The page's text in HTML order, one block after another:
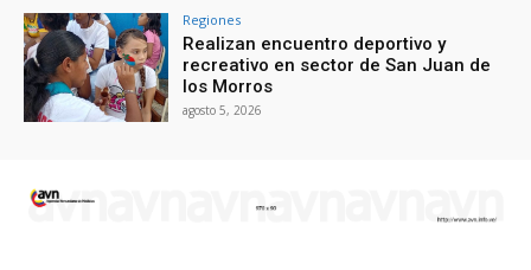
Regiones
Realizan encuentro deportivo y
recreativo en sector de San Juan de
los Morros
agosto 5, 2026